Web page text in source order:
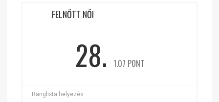
FELNŐTT NŐI
28. 1.07 PONT
Ranglista helyezés